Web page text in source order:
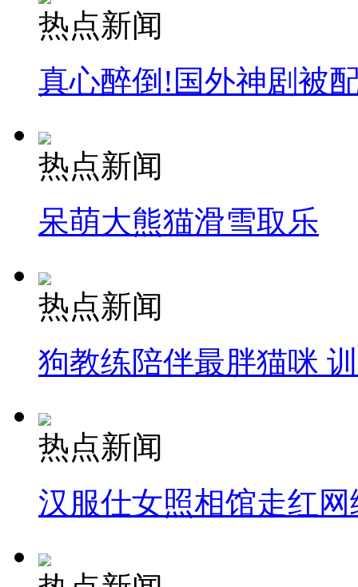
热点新闻
真心醉倒!国外神剧被
热点新闻
呆萌大熊猫滑雪取乐
热点新闻
狗教练陪伴最胖猫咪
热点新闻
汉服仕女照相馆走红网